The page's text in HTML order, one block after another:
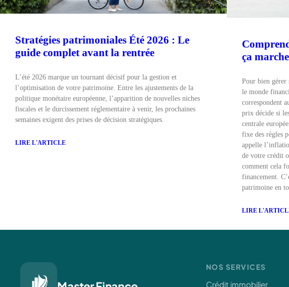
Stratégies patrimoniales Été 2026 : Le
guide complet avant la rentrée
L’été 2026 marque un tournant décisif pour la gestion et
l’optimisation de votre patrimoine. Entre les ajustements de la
politique monétaire européenne, l’apparition de nouvelles niches
fiscales et le durcissement réglementaire à venir, les prochaines
semaines exigent des prises de décision stratégiques.
LIRE L'ARTICLE
ça
Pour bien gérer
le monde
correspondent
prix décide si
centrale
fixe des règles
appelle
de votre crédit
comment cela
financement.
patrimoine en
LIRE
NOS SERVICES
Crédit immobilier